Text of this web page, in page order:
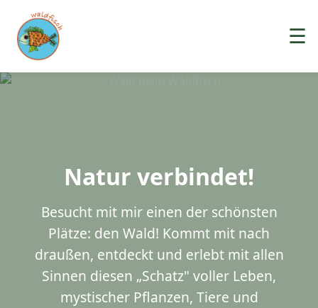
☰
Natur verbindet!
Besucht mit mir einen der schönsten
Plätze: den Wald! Kommt mit nach
draußen, entdeckt und erlebt mit allen
Sinnen diesen „Schatz" voller Leben,
mystischer Pflanzen, Tiere und